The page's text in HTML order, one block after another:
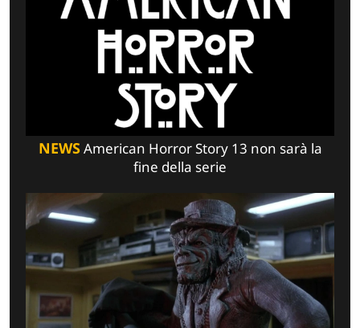
NEWSAmerican Horror Story 13 non sarà la
fine della serie